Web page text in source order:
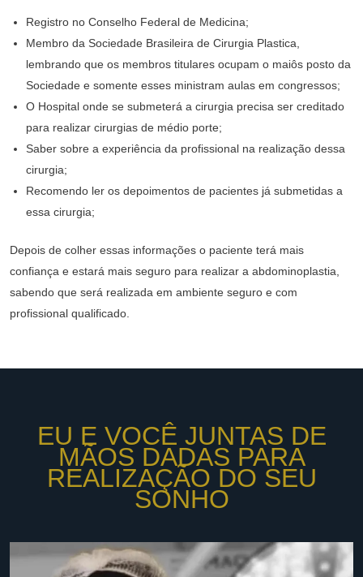
Registro no Conselho Federal de Medicina;
Membro da Sociedade Brasileira de Cirurgia Plastica,
lembrando que os membros titulares ocupam o maiôs posto da
Sociedade e somente esses ministram aulas em congressos;
O Hospital onde se submeterá a cirurgia precisa ser creditado
para realizar cirurgias de médio porte;
Saber sobre a experiência da profissional na realização dessa
cirurgia;
Recomendo ler os depoimentos de pacientes já submetidas a
essa cirurgia;
Depois de colher essas informações o paciente terá mais
confiança e estará mais seguro para realizar a abdominoplastia,
sabendo que será realizada em ambiente seguro e com
profissional qualificado.
EU E VOCÊ JUNTAS DE
MÃOS DADAS PARA
REALIZAÇÃO DO SEU
SONHO